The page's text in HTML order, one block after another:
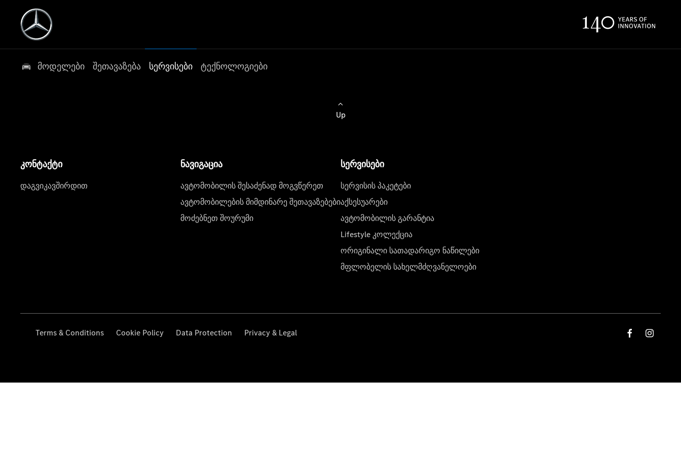
მოდელები შეთავაზება სერვისები ტექნოლოგიები
Up
კონტაქტი
დაგვიკავშირდით
ნავიგაცია
ავტომობილის შესაძენად მოგვწერეთ
ავტომობილების მიმდინარე შეთავაზებები
მოძებნეთ შოურუმი
სერვისები
სერვისის პაკეტები
აქსესუარები
ავტომობილის გარანტია
Lifestyle კოლექცია
ორიგინალი სათადარიგო ნაწილები
მფლობელის სახელმძღვანელოები
Terms & Conditions Cookie Policy Data Protection Privacy & Legal